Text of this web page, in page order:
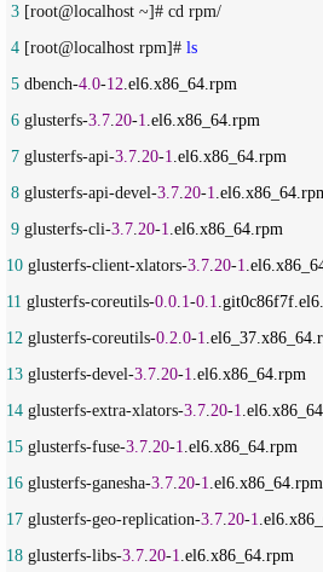
3
4 [root@localhost rpm]# ls
5 dbench-4.0-12
6 glusterfs-3.7 20-1
7 glusterfs-api-3.7 20-1
8 glusterfs-api-devel-3.7 20-1
9 glusterfs-cli-3.7 20-1
10 glusterfs-client-xlators-3.7 20-1
11 glusterfs-coreutils-0.0 1 -0.1
12 glusterfs-coreutils-0.2 0-1
13 glusterfs-devel-3.7 20-1
14 glusterfs-extra-xlators-3.7 20-1
15 glusterfs-fuse-3.7 20-1
16 glusterfs-ganesha-3.7 20-1
17 glusterfs-geo-replication-3.7 20-1
18 glusterfs-libs-3.7 20-1